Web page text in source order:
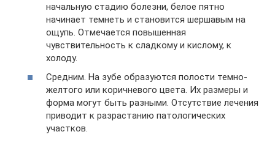
начальную стадию болезни, белое пятно
начинает темнеть и становится шершавым на
ощупь. Отмечается повышенная
чувствительность к сладкому и кислому, к
холоду.
Средним. На зубе образуются полости темно-
желтого или коричневого цвета. Их размеры и
форма могут быть разными. Отсутствие лечения
приводит к разрастанию патологических
участков.